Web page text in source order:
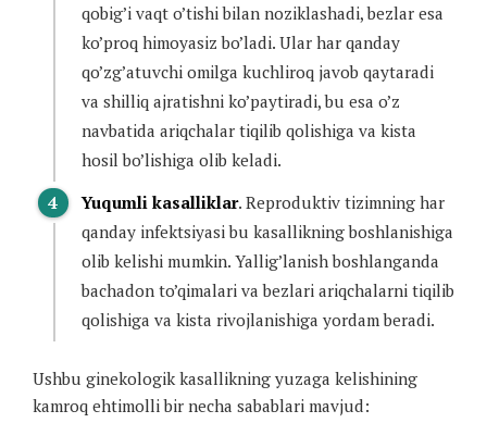
qobig’i vaqt o’tishi bilan noziklashadi, bezlar esa
ko’proq himoyasiz bo’ladi. Ular har qanday
qo’zg’atuvchi omilga kuchliroq javob qaytaradi
va shilliq ajratishni ko’paytiradi, bu esa o’z
navbatida ariqchalar tiqilib qolishiga va kista
hosil bo’lishiga olib keladi.
Yuqumli kasalliklar. Reproduktiv tizimning har
qanday infektsiyasi bu kasallikning boshlanishiga
olib kelishi mumkin. Yallig’lanish boshlanganda
bachadon to’qimalari va bezlari ariqchalarni tiqilib
qolishiga va kista rivojlanishiga yordam beradi.
Ushbu ginekologik kasallikning yuzaga kelishining
kamroq ehtimolli bir necha sabablari mavjud: